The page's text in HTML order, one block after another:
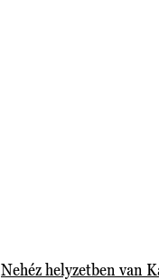
Nehéz helyzetben van